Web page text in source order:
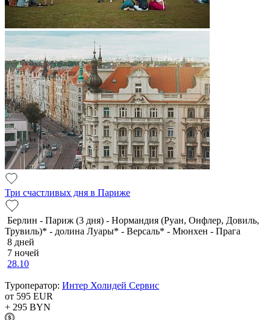
Три счастливых дня в Париже
Берлин - Париж (3 дня) - Нормандия (Руан, Онфлер, Довиль,
Трувиль)* - долина Луары* - Версаль* - Мюнхен - Прага
8 дней
7 ночей
28.10
Туроператор: Интер Холидей Сервис
от 595 EUR
+ 295 BYN